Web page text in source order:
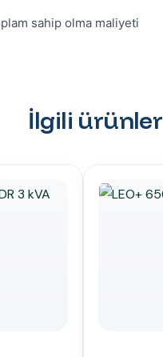
sahip olma maliyeti
İlgili ürünler